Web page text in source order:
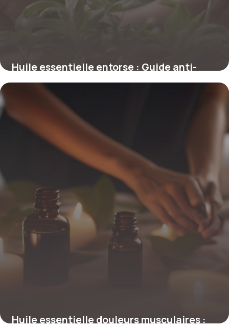
Huile essentielle entorse : Guide anti-
douleur
Huile essentielle douleurs musculaires :